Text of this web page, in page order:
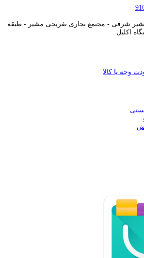
شرقی - مجتمع تجاری تفریحی مشیر - طبقه
وجه یا کالا